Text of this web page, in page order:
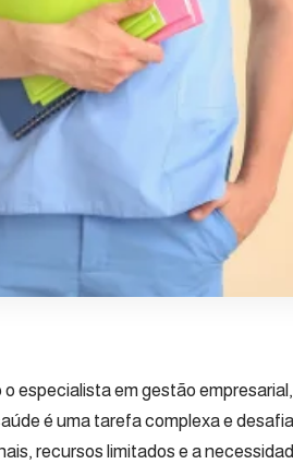
especialista em gestão
é uma tarefa complexa e
recursos limitados e a